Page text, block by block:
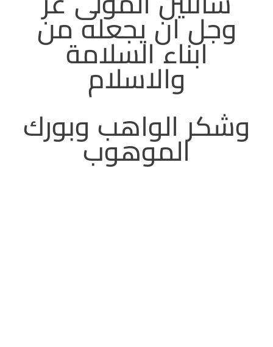
وجل ان يجعله من
ابناء السلامة
والاسلام
وشكر الواهب وبورك
الموهوب